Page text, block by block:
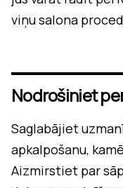
viņu salona
Nodrošiniet
Saglabājiet
apkalpošanu,
Aizmirstiet par